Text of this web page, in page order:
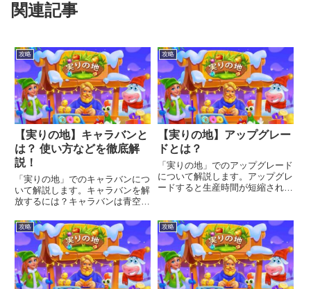
関連記事
攻略
【実りの地】キャラバンと
は？ 使い方などを徹底解
説！
「実りの地」でのキャラバンにつ
いて解説します。キャラバンを解
放するには？キャラバンは青空市
なります。青空市場青空市場はど
こにある？青空市場は上の方に移
動するとあります。到達するに
は、途中にいるモンスターを倒さ
な...
攻略
【実りの地】アップグレー
ドとは？
「実りの地」でのアップグレード
について解説します。アップグレ
ードすると生産時間が短縮された
は？畑や養鶏場、その他あらゆる
施設は「アップグレード」するこ
とができます。「アップグレー
ド」...
攻略 攻略